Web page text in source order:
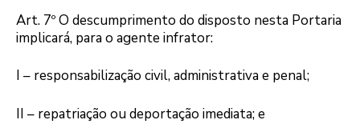
Art. 7º O descumprimento do disposto nesta Portaria
implicará, para o agente infrator:
I – responsabilização civil, administrativa e penal;
II – repatriação ou deportação imediata; e